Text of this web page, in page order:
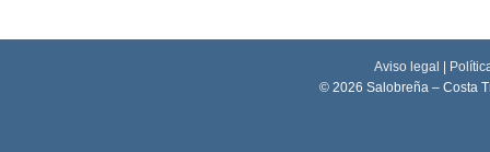
Aviso legal |
© 2026 Salobreña – Costa